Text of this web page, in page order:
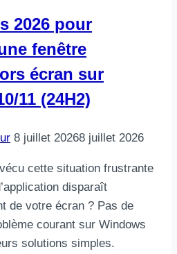
2026 pour
fenêtre
écran sur
11 (24H2)
8 juillet 20268 juillet 2026
cette situation frustrante
disparaît
de votre écran ? Pas de
courant sur Windows
solutions simples.